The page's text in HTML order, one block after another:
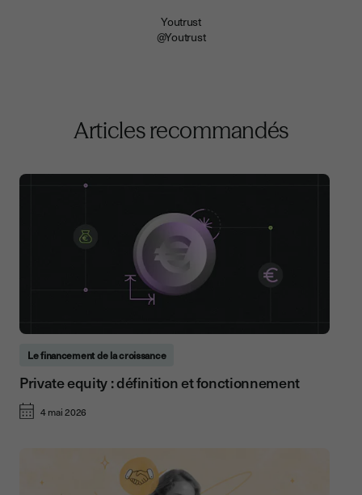
Youtrust
@Youtrust
Articles recommandés
Le financement de la croissance
Private equity : définition et fonctionnement
4 mai 2026